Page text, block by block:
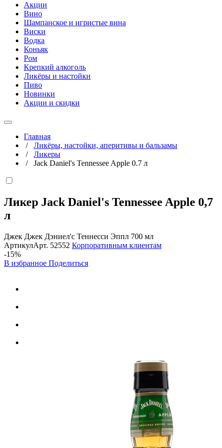
Акции
Вино
Шампанское и игристые вина
Виски
Водка
Коньяк
Ром
Крепкий алкоголь
Ликёры и настойки
Пиво
Новинки
Акции и скидки
Главная
/ Ликёры, настойки, аперитивы и бальзамы
/ Ликеры
/ Jack Daniel's Tennessee Apple 0.7 л
Ликер Jack Daniel's Tennessee Apple 0,7
л
Джек Джек Дэниел'c Теннесси Эппл 700 мл
АртикулАрт. 52552 Корпоративным клиентам
-15%
В избранное Поделиться